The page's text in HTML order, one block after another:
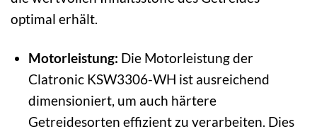
optimal erhält.
Motorleistung: Die Motorleistung der
Clatronic KSW3306-WH ist ausreichend
dimensioniert, um auch härtere
Getreidesorten effizient zu verarbeiten. Dies